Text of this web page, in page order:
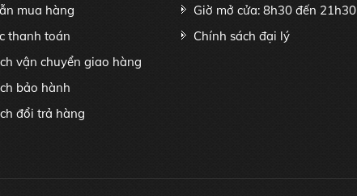
mua hàng
thanh toán
vận chuyển giao hàng
bảo hành
đổi trả hàng
Giờ mở cửa: 8h30 đến 21h30
Chính sách đại lý